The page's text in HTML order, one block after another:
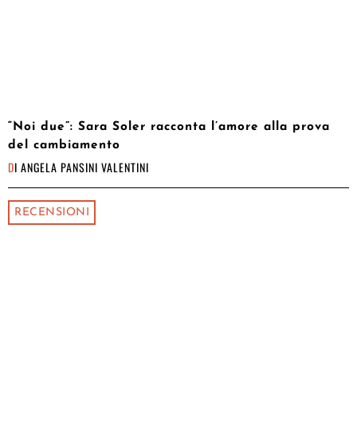
“Noi due”: Sara Soler racconta l’amore alla prova
del cambiamento
DI ANGELA PANSINI VALENTINI
RECENSIONI